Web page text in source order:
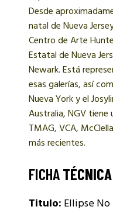
Desde
natal de Nueva
Centro de Arte
Estatal de Nueva
Newark. Está
esas galerías, así
Nueva York y el
Australia, NGV
TMAG, VCA,
más recientes.
FICHATÉCNICA
Titulo: Ellipse